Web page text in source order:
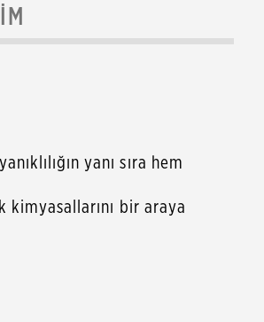
yanı sıra hem
bir araya